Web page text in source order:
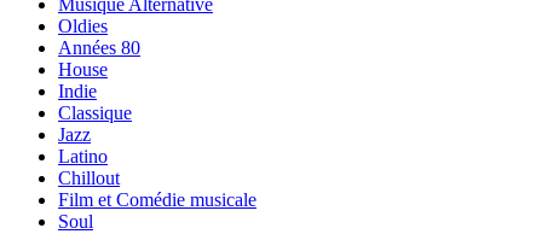
Musique Alternative
Oldies
Années 80
House
Indie
Classique
Jazz
Latino
Chillout
Film et Comédie musicale
Soul